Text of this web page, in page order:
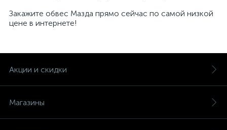
Закажите обвес Мазда прямо сейчас по самой низкой
цене в интернете!
Акции и скидки
Магазины